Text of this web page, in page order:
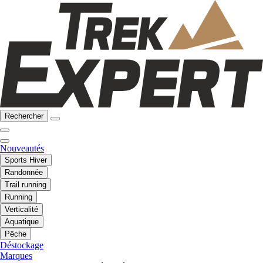
Rechercher
Nouveautés
Sports Hiver
Randonnée
Trail running
Running
Verticalité
Aquatique
Pêche
Déstockage
Marques